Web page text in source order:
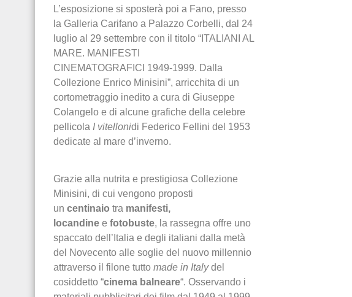
L’esposizione si sposterà poi a Fano, presso
la Galleria Carifano a Palazzo Corbelli, dal 24
luglio al 29 settembre con il titolo “ITALIANI AL
MARE. MANIFESTI
CINEMATOGRAFICI ‪1949-1999‬. Dalla
Collezione Enrico Minisini”, arricchita di un
cortometraggio inedito a cura di Giuseppe
Colangelo e di alcune grafiche della celebre
pellicola I vitellonidi Federico Fellini del 1953
dedicate al mare d’inverno.
Grazie alla nutrita e prestigiosa Collezione
Minisini, di cui vengono proposti
un centinaio tra manifesti,
locandine e fotobuste, la rassegna offre uno
spaccato dell’Italia e degli italiani dalla metà
del Novecento alle soglie del nuovo millennio
attraverso il filone tutto made in Italydel
cosiddetto “cinema balneare“. Osservando i